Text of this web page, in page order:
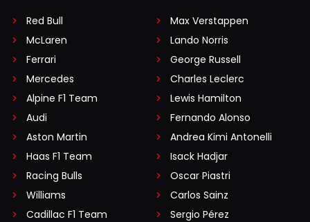
Red Bull
McLaren
Ferrari
Mercedes
Alpine F1 Team
Audi
Aston Martin
Haas F1 Team
Racing Bulls
Williams
Cadillac F1 Team
Max Verstappen
Lando Norris
George Russell
Charles Leclerc
Lewis Hamilton
Fernando Alonso
Andrea Kimi Antonelli
Isack Hadjar
Oscar Piastri
Carlos Sainz
Sergio Pérez